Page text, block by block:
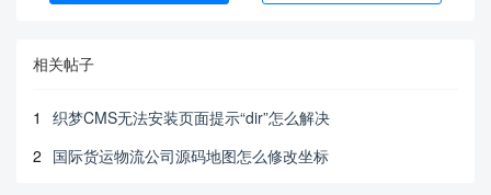
相关帖子
1
织梦CMS无法安装页面提示“dir”怎么解决
2 国际货运物流公司源码地图怎么修改坐标